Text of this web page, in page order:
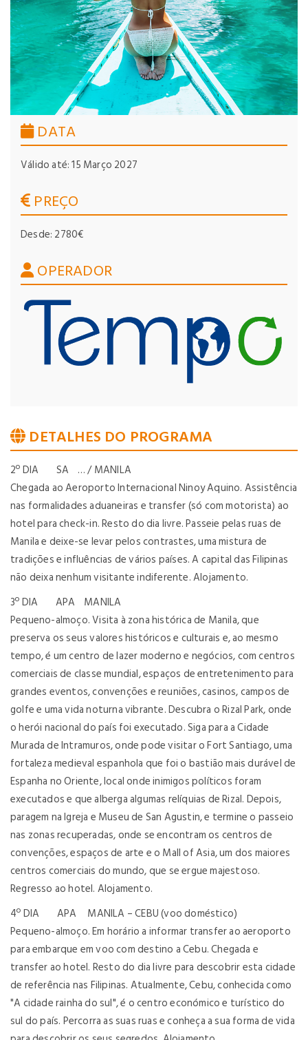
DATA
Válido até: 15 Março 2027
PREÇO
Desde: 2780€
OPERADOR
DETALHES DO PROGRAMA
2º DIA SA … / MANILA
Chegada ao Aeroporto Internacional Ninoy Aquino. Assistência
nas formalidades aduaneiras e transfer (só com motorista) ao
hotel para check-in. Resto do dia livre. Passeie pelas ruas de
Manila e deixe-se levar pelos contrastes, uma mistura de
tradições e influências de vários países. A capital das Filipinas
não deixa nenhum visitante indiferente. Alojamento.
3º DIA APA MANILA
Pequeno-almoço. Visita à zona histórica de Manila, que
preserva os seus valores históricos e culturais e, ao mesmo
tempo, é um centro de lazer moderno e negócios, com centros
comerciais de classe mundial, espaços de entretenimento para
grandes eventos, convenções e reuniões, casinos, campos de
golfe e uma vida noturna vibrante. Descubra o Rizal Park, onde
o herói nacional do país foi executado. Siga para a Cidade
Murada de Intramuros, onde pode visitar o Fort Santiago, uma
fortaleza medieval espanhola que foi o bastião mais durável de
Espanha no Oriente, local onde inimigos políticos foram
executados e que alberga algumas relíquias de Rizal. Depois,
paragem na Igreja e Museu de San Agustin, e termine o passeio
nas zonas recuperadas, onde se encontram os centros de
convenções, espaços de arte e o Mall of Asia, um dos maiores
centros comerciais do mundo, que se ergue majestoso.
Regresso ao hotel. Alojamento.
4º DIA APA MANILA – CEBU (voo doméstico)
Pequeno-almoço. Em horário a informar transfer ao aeroporto
para embarque em voo com destino a Cebu. Chegada e
transfer ao hotel. Resto do dia livre para descobrir esta cidade
de referência nas Filipinas. Atualmente, Cebu, conhecida como
"A cidade rainha do sul", é o centro económico e turístico do
sul do país. Percorra as suas ruas e conheça a sua forma de vida